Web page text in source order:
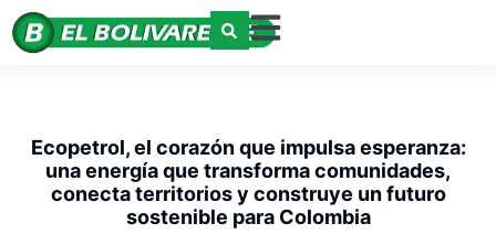
Ecopetrol, el corazón que impulsa esperanza:
una energía que transforma comunidades,
conecta territorios y construye un futuro
sostenible para Colombia